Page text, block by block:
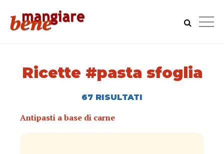
Ricette #pasta sfoglia
67 RISULTATI
Antipasti a base di carne